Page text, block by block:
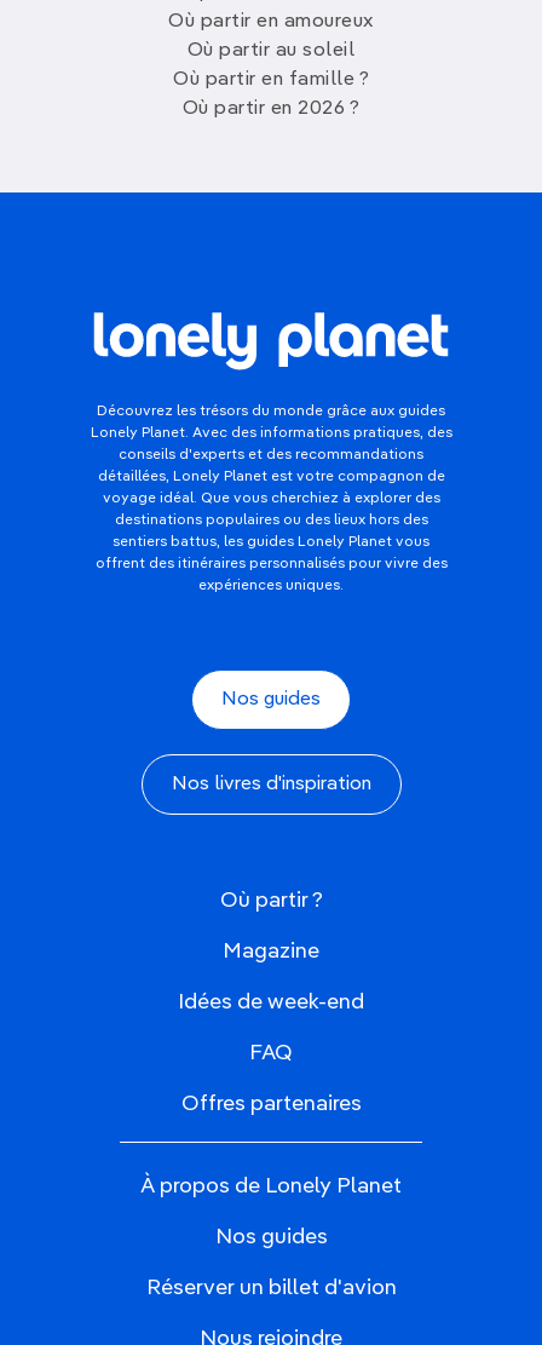
Où partir en amoureux
Où partir au soleil
Où partir en famille ?
Où partir en 2026 ?
Découvrez les trésors du monde grâce aux guides
Lonely Planet. Avec des informations pratiques, des
conseils d'experts et des recommandations
détaillées, Lonely Planet est votre compagnon de
voyage idéal. Que vous cherchiez à explorer des
destinations populaires ou des lieux hors des
sentiers battus, les guides Lonely Planet vous
offrent des itinéraires personnalisés pour vivre des
expériences uniques.
Nos guides
Nos livres d'inspiration
Où partir ?
Magazine
Idées de week-end
FAQ
Offres partenaires
À propos de Lonely Planet
Nos guides
Réserver un billet d'avion
Nous rejoindre